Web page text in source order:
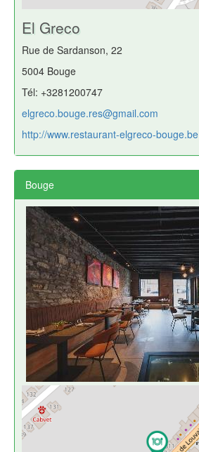
El Greco
Rue de Sardanson, 22
5004 Bouge
Tél: +3281200747
elgreco.bouge.res@gmail.com
http://www.restaurant-elgreco-bouge.be
Bouge